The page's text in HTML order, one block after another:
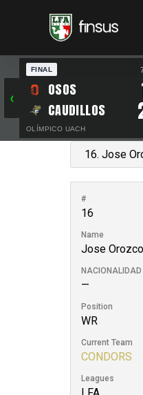
‹
FINAL
OSOS
CAUDILLOS
OLÍMPICO UACH
#
16
Name
Jose
NACIONALIDAD
—
Position
WR
Current Team
CONDORS
Leagues